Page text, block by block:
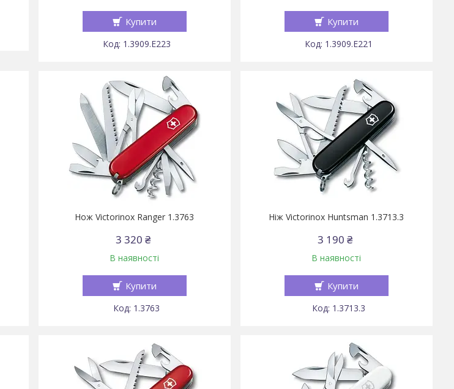
Купити
1.3909.E223
Купити
1.3909.E221
Нож Victorinox Ranger 1.3763
3 320 ₴
В наявності
Купити
1.3763
Ніж Victorinox Huntsman 1.3713.3
3 190 ₴
В наявності
Купити
1.3713.3